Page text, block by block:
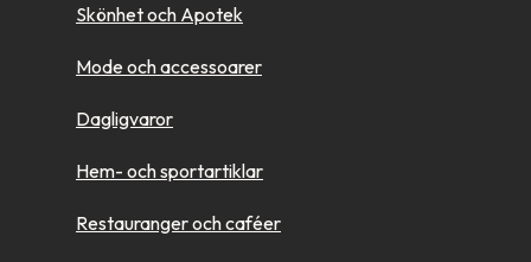
Skönhet och Apotek
Mode och accessoarer
Dagligvaror
Hem- och sportartiklar
Restauranger och caféer